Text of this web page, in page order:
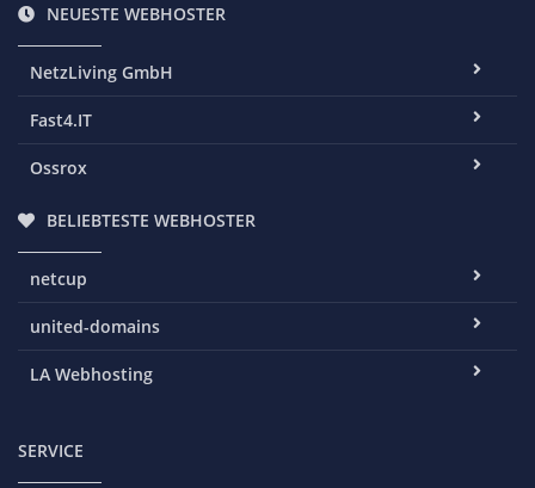
NEUESTE WEBHOSTER
NetzLiving GmbH
Fast4.IT
Ossrox
BELIEBTESTE WEBHOSTER
netcup
united-domains
LA Webhosting
SERVICE